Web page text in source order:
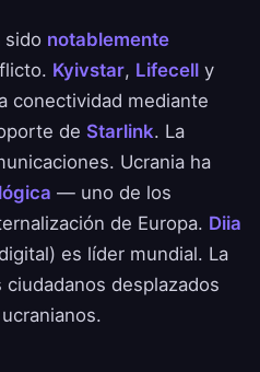
sido notablemente
Kyivstar, Lifecell y
conectividad mediante
de Starlink. La
Ucrania ha
— uno de los
de Europa. Diia
es líder mundial. La
desplazados